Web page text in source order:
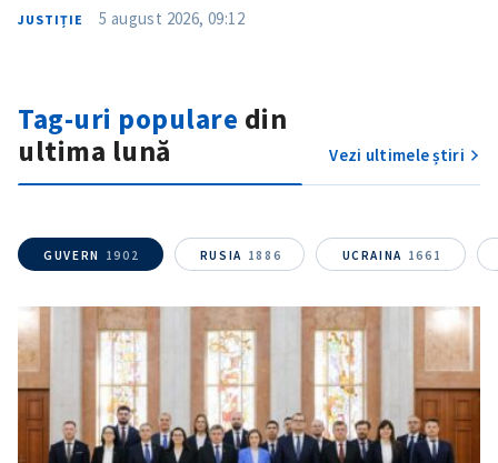
JUSTIȚIE 5 august 2026, 09:12
Tag-uri populare din
ultima lună
Vezi ultimele știri
GUVERN 1902 RUSIA 1886 UCRAINA 1661
Sursă anonimă
Nume+ Numele meu
Am citit și sunt de
acord cu politica de
confidențialitate.
TRIMITE ȘTIREA